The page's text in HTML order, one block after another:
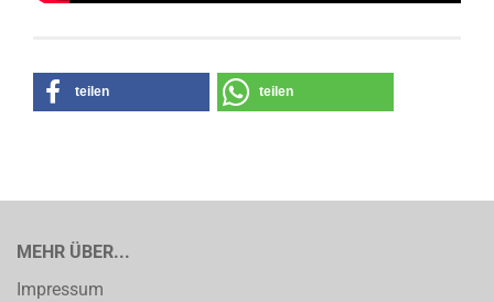
teilen teilen
MEHR ÜBER...
Impressum